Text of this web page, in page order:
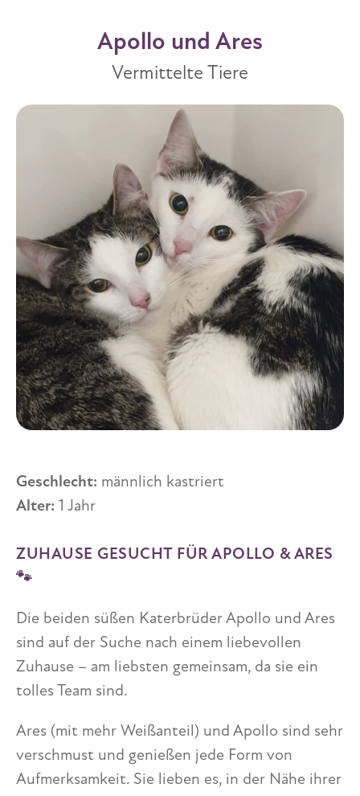
Apollo und Ares
Vermittelte Tiere
Geschlecht: männlich kastriert
Alter: 1 Jahr
ZUHAUSE GESUCHT FÜR APOLLO & ARES
🐾
Die beiden süßen Katerbrüder Apollo und Ares
sind auf der Suche nach einem liebevollen
Zuhause – am liebsten gemeinsam, da sie ein
tolles Team sind.
Ares (mit mehr Weißanteil) und Apollo sind sehr
verschmust und genießen jede Form von
Aufmerksamkeit. Sie lieben es, in der Nähe ihrer